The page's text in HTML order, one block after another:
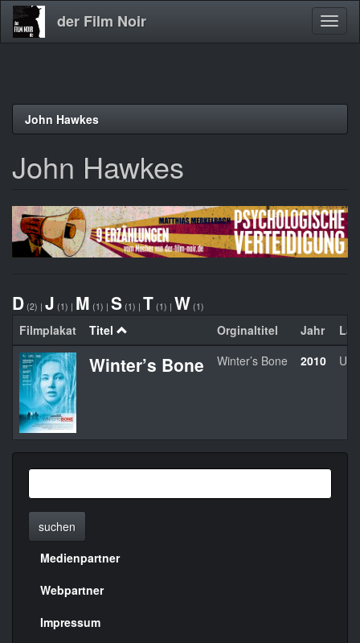
Direkt
der Film Noir
John Hawkes
John Hawkes
D (2) | J (1) | M (1) | S (1) | T (1) | W (1)
Filmplakat Titel Orginaltitel Jahr
Winter’s Bone Winter’s Bone 2010
suchen
Menülinks
rechte
Seite
Medienpartner
Webpartner
Impressum